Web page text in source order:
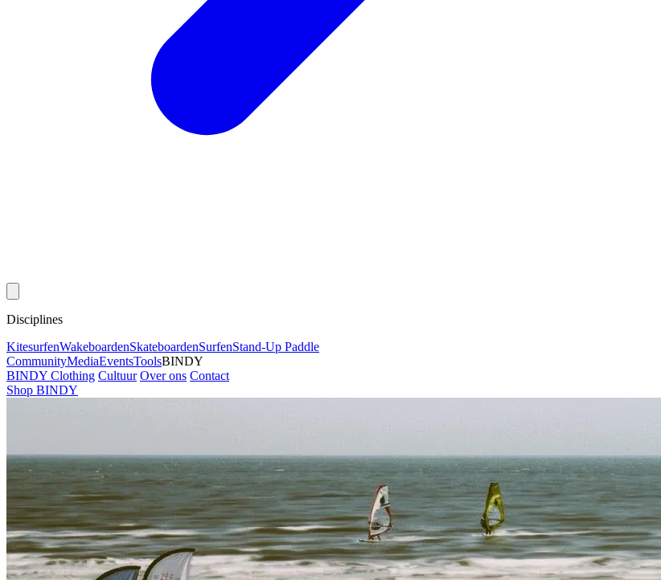
Disciplines
KitesurfenWakeboardenSkateboardenSurfenStand-Up Paddle
CommunityMediaEventsToolsBINDY
BINDY Clothing Cultuur Over ons Contact
Shop BINDY